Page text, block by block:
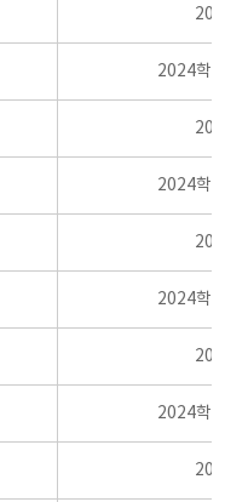
2024학
2024학
2024학
2024학